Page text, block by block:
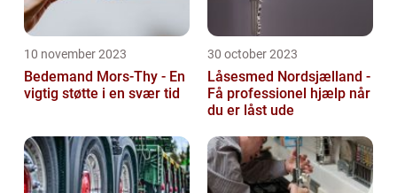
10 november 2023
Bedemand Mors-Thy - En
vigtig støtte i en svær tid
30 october 2023
Låsesmed Nordsjælland -
Få professionel hjælp når
du er låst ude